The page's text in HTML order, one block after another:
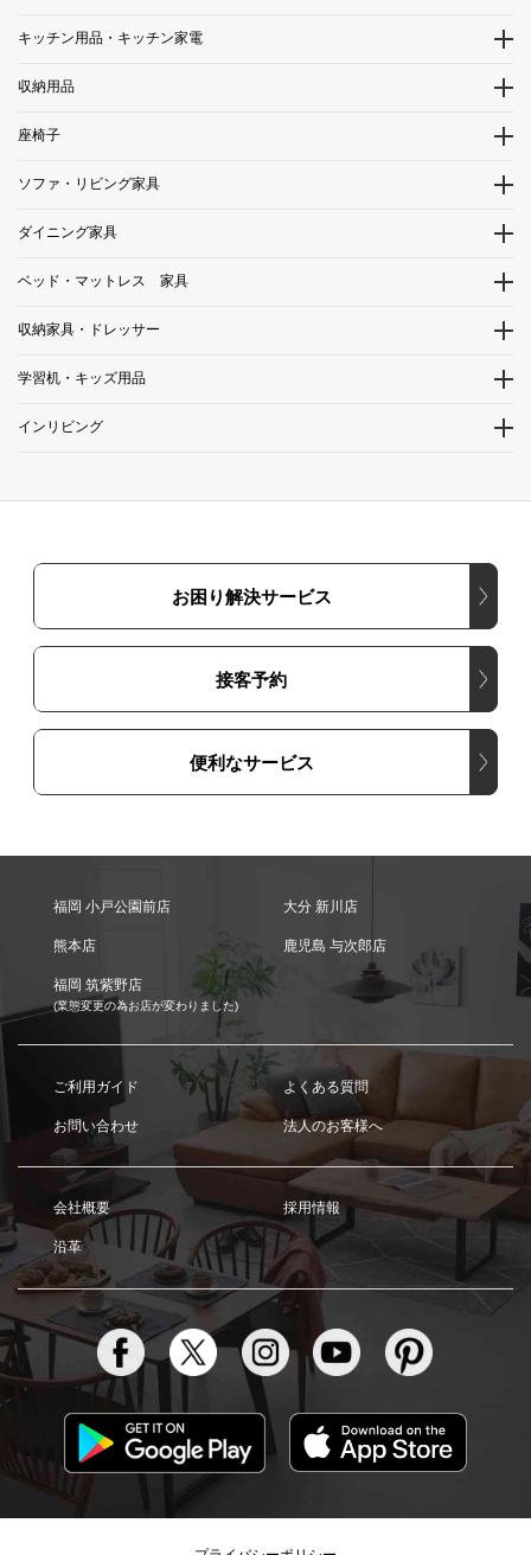
キッチン用品・キッチン家電
収納用品
座椅子
ソファ・リビング家具
ダイニング家具
ベッド・マットレス 家具
収納家具・ドレッサー
学習机・キッズ用品
インリビング
お困り解決サービス
接客予約
便利なサービス
福岡 小戸公園前店 大分 新川店
熊本店 鹿児島 与次郎店
福岡 筑紫野店
(業態変更の為お店が変わりました)
ご利用ガイド よくある質問
お問い合わせ 法人のお客様へ
会社概要 採用情報
沿革